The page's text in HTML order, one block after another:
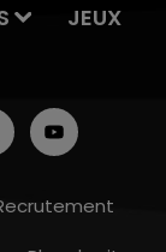
JEUX